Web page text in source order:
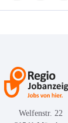
Welfenstr. 22